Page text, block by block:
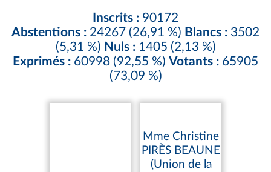
Inscrits : 90172
Abstentions : 24267 (26,91 %) Blancs : 3502
(5,31 %) Nuls :1405 (2,13 %)
Exprimés : 60998 (92,55 %) Votants : 65905
(73,09 %)
Mme Christine
PIRÈS BEAUNE
(Union de la